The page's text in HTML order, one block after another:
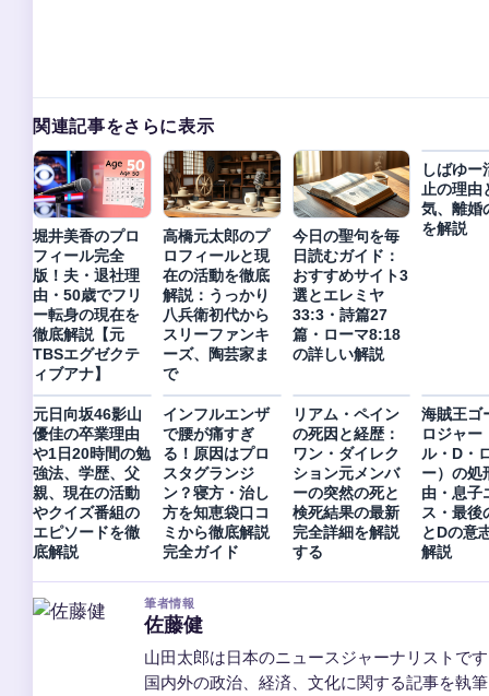
関連記事をさらに表示
堀井美香のプロ
フィール完全
版！夫・退社理
由・50歳でフリ
ー転身の現在を
徹底解説【元
TBSエグゼクテ
ィブアナ】
高橋元太郎のプ
ロフィールと現
在の活動を徹底
解説：うっかり
八兵衛初代から
スリーファンキ
ーズ、陶芸家ま
で
今日の聖句を毎
日読むガイド：
おすすめサイト3
選とエレミヤ
33:3・詩篇27
篇・ローマ8:18
の詳しい解説
しばゆー
止の理由
気、離婚
を解説
元日向坂46影山
優佳の卒業理由
や1日20時間の勉
強法、学歴、父
親、現在の活動
やクイズ番組の
エピソードを徹
底解説
インフルエンザ
で腰が痛すぎ
る！原因はプロ
スタグランジ
ン？寝方・治し
方を知恵袋口コ
ミから徹底解説
完全ガイド
リアム・ペイン
の死因と経歴：
ワン・ダイレク
ション元メンバ
ーの突然の死と
検死結果の最新
完全詳細を解説
する
海賊王ゴ
ロジャー
ル・D・
ー）の処
由・息子
ス・最後
とDの意
解説
筆者情報
佐藤健
山田太郎は日本のニュースジャーナリストで
国内外の政治、経済、文化に関する記事を執